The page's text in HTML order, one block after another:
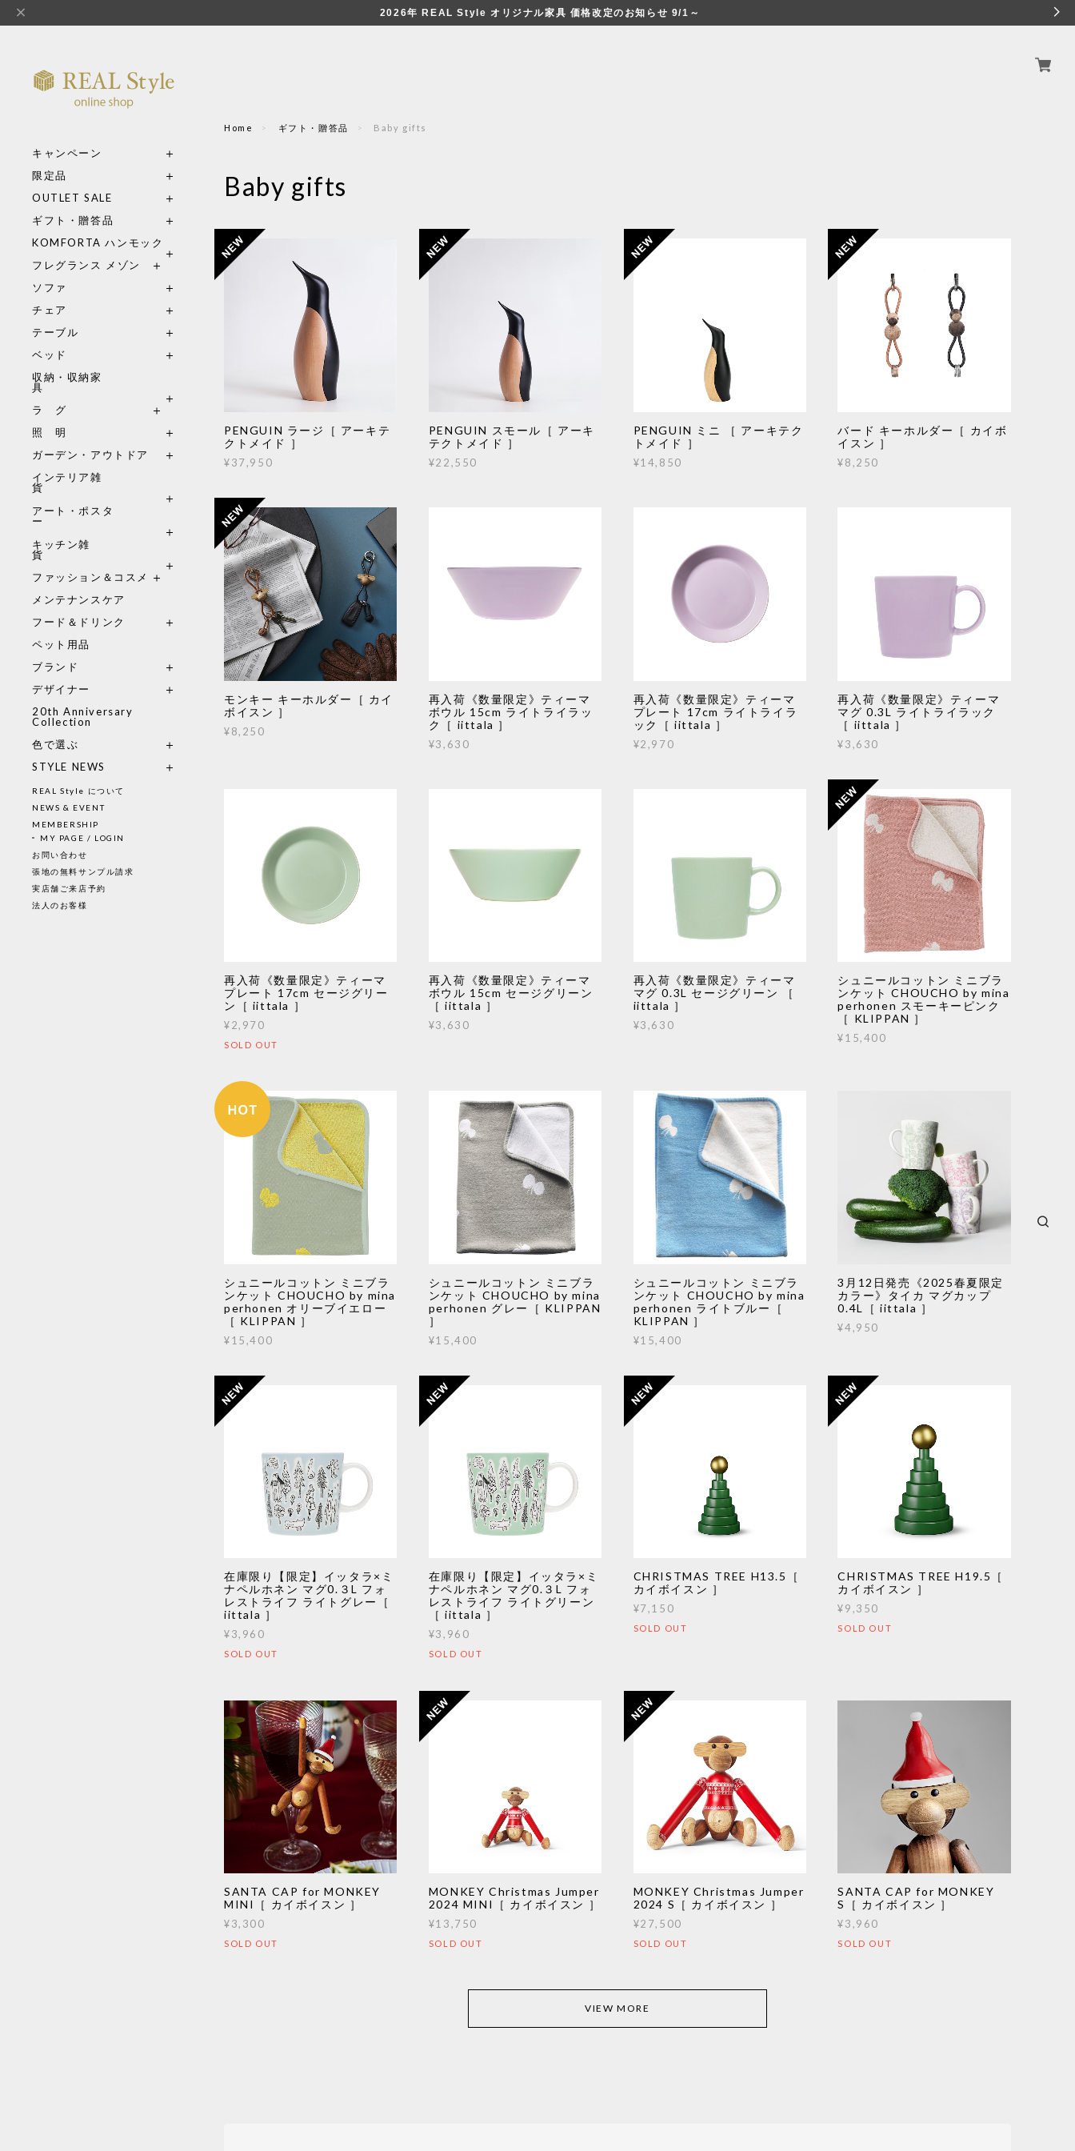
2026年 REAL Style オリジナル家具 価格改定のお知らせ 9/1～
キャンペーン
限定品
OUTLET SALE
ギフト・贈答品
KOMFORTA ハンモック
フレグランス メゾン
ソファ
チェア
テーブル
ベッド
収納・収納家
具
ラ グ
照 明
ガーデン・アウトドア
インテリア雑
貨
アート・ポスタ
ー
キッチン雑
貨
ファッション＆コスメ
メンテナンスケア
フード＆ドリンク
ペット用品
ブランド
デザイナー
20th Anniversary
Collection
色で選ぶ
STYLE NEWS
REAL Style について
NEWS & EVENT
MEMBERSHIP
MY PAGE / LOGIN
お問い合わせ
張地の無料サンプル請求
実店舗ご来店予約
法人のお客様
Home ギフト・贈答品 Baby gifts
Baby gifts
PENGUIN ラージ［ アーキテ
クトメイド ］
¥37,950
PENGUIN スモール［ アーキ
テクトメイド ］
¥22,550
PENGUIN ミニ ［ アーキテク
トメイド ］
¥14,850
バード キーホルダー［ カイボ
イスン ］
¥8,250
モンキー キーホルダー［ カイ
ボイスン ］
¥8,250
再入荷《数量限定》ティーマ
ボウル 15cm ライトライラッ
ク［ iittala ］
¥3,630
再入荷《数量限定》ティーマ
プレート 17cm ライトライラ
ック［ iittala ］
¥2,970
再入荷《数量限定》ティーマ
マグ 0.3L ライトライラック
［ iittala ］
¥3,630
再入荷《数量限定》ティーマ
プレート 17cm セージグリー
ン［ iittala ］
¥2,970
SOLD OUT
再入荷《数量限定》ティーマ
ボウル 15cm セージグリーン
［ iittala ］
¥3,630
再入荷《数量限定》ティーマ
マグ 0.3L セージグリーン ［
iittala ］
¥3,630
シュニールコットン ミニブラ
ンケット CHOUCHO by mina
perhonen スモーキーピンク
［ KLIPPAN ］
¥15,400
シュニールコットン ミニブラ
ンケット CHOUCHO by mina
perhonen オリーブイエロー
［ KLIPPAN ］
¥15,400
シュニールコットン ミニブラ
ンケット CHOUCHO by mina
perhonen グレー［ KLIPPAN
］
¥15,400
シュニールコットン ミニブラ
ンケット CHOUCHO by mina
perhonen ライトブルー［
KLIPPAN ］
¥15,400
3月12日発売《2025春夏限定
カラー》タイカ マグカップ
0.4L［ iittala ］
¥4,950
在庫限り【限定】イッタラ×ミ
ナペルホネン マグ0.３L フォ
レストライフ ライトグレー［
iittala ］
¥3,960
SOLD OUT
在庫限り【限定】イッタラ×ミ
ナペルホネン マグ0.３L フォ
レストライフ ライトグリーン
［ iittala ］
¥3,960
SOLD OUT
CHRISTMAS TREE H13.5［
カイボイスン ］
¥7,150
SOLD OUT
CHRISTMAS TREE H19.5［
カイボイスン ］
¥9,350
SOLD OUT
SANTA CAP for MONKEY
MINI［ カイボイスン ］
¥3,300
SOLD OUT
MONKEY Christmas Jumper
2024 MINI［ カイボイスン ］
¥13,750
SOLD OUT
MONKEY Christmas Jumper
2024 S［ カイボイスン ］
¥27,500
SOLD OUT
SANTA CAP for MONKEY
S［ カイボイスン ］
¥3,960
SOLD OUT
VIEW MORE